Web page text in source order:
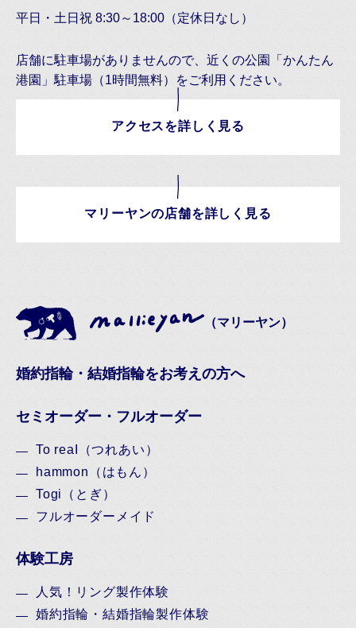
平日・土日祝 8:30～18:00（定休日なし）
店舗に駐車場がありませんので、近くの公園「かんたん
港園」駐車場（1時間無料）をご利用ください。
アクセスを詳しく見る
マリーヤンの店舗を詳しく見る
（マリーヤン）
婚約指輪・結婚指輪をお考えの方へ
セミオーダー・フルオーダー
To reaI（つれあい）
hammon（はもん）
Togi（とぎ）
フルオーダーメイド
体験工房
人気！リング製作体験
婚約指輪・結婚指輪製作体験